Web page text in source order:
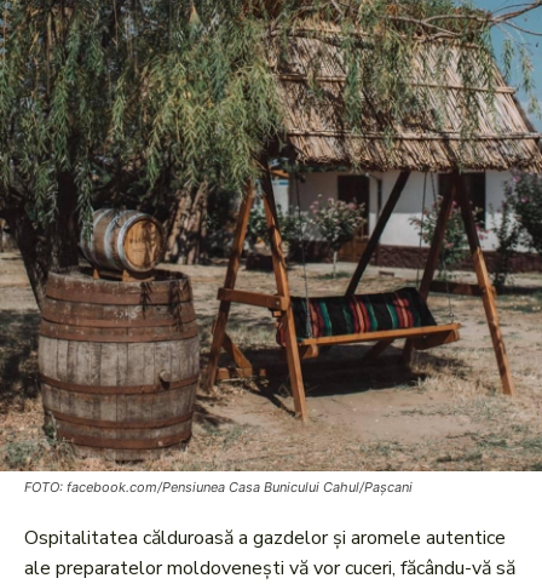
FOTO: facebook.com/Pensiunea Casa Bunicului Cahul/Pașcani
Ospitalitatea călduroasă a gazdelor și aromele autentice
ale preparatelor moldovenești vă vor cuceri, făcându-vă să